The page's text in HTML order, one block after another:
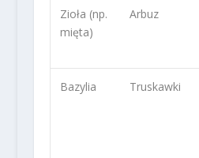
Zioła (np.
mięta)
Arbuz
Bazylia Truskawki